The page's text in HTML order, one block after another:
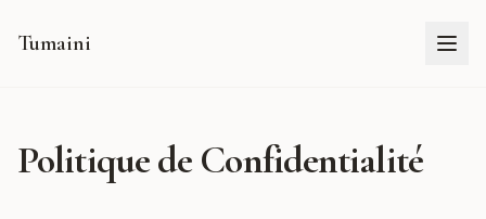
Tumaini
Politique de Confidentialité